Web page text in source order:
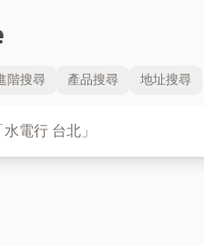
階搜尋 產品搜尋 地址搜尋